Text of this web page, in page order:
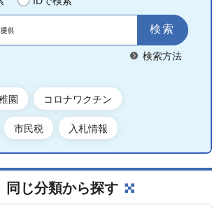
検索
検索方法
園 コロナワクチン
市民税 入札情報
同じ分類から探す